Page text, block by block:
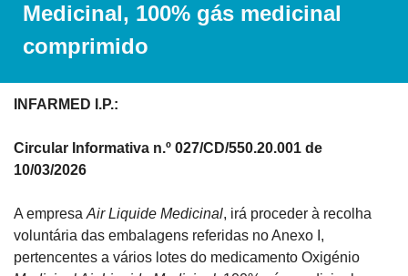
Medicinal, 100% gás medicinal
comprimido
INFARMED I.P.:
Circular Informativa n.º 027/CD/550.20.001 de
10/03/2026
A empresa Air Liquide Medicinal, irá proceder à recolha
voluntária das embalagens referidas no Anexo I,